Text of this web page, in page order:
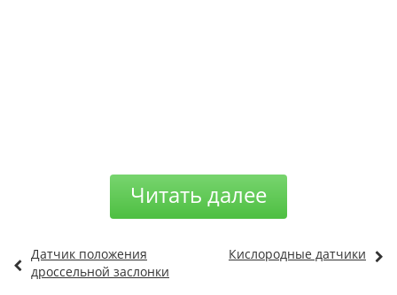
Читать далее
Датчик положения
дроссельной заслонки
Кислородные датчики